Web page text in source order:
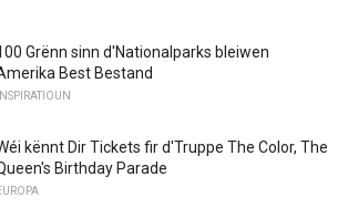
Grënn sinn d'Nationalparks bleiwen
Best Bestand
INSPIRATIOUN
kënnt Dir Tickets fir d'Truppe The Color, The
Birthday Parade